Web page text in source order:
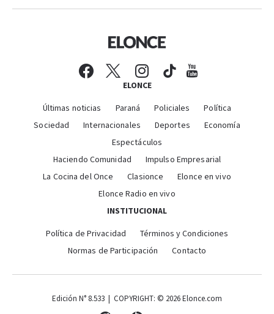
ELONCE
Últimas noticias Paraná Policiales
Política
Sociedad
Internacionales Deportes
Economía
Espectáculos
Haciendo Comunidad
Impulso Empresarial
La Cocina del Once
Clasionce
Elonce en vivo
Elonce Radio en vivo
INSTITUCIONAL
Política de Privacidad
Términos y Condiciones
Normas de Participación
Contacto
Edición N° 8.533 | COPYRIGHT: © 2026 Elonce.com